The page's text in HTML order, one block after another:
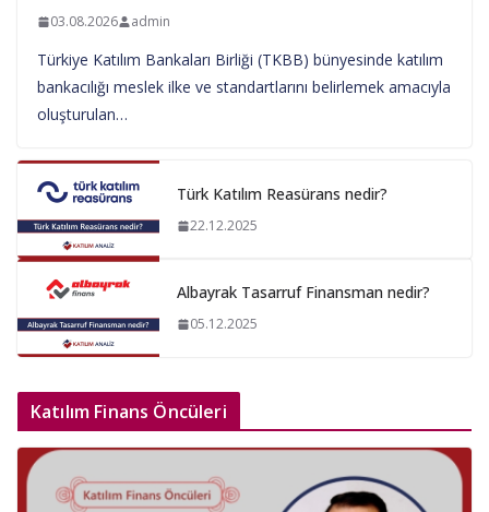
03.08.2026 admin
Türkiye Katılım Bankaları Birliği (TKBB) bünyesinde katılım
bankacılığı meslek ilke ve standartlarını belirlemek amacıyla
oluşturulan…
Türk Katılım Reasürans nedir?
22.12.2025
Albayrak Tasarruf Finansman nedir?
05.12.2025
Katılım Finans Öncüleri